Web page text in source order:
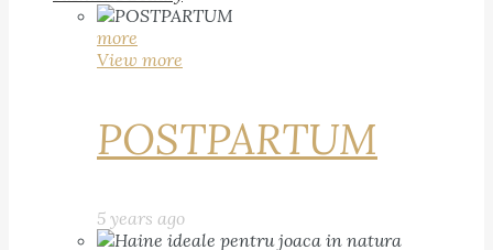
more
View more
POSTPARTUM
5 years ago